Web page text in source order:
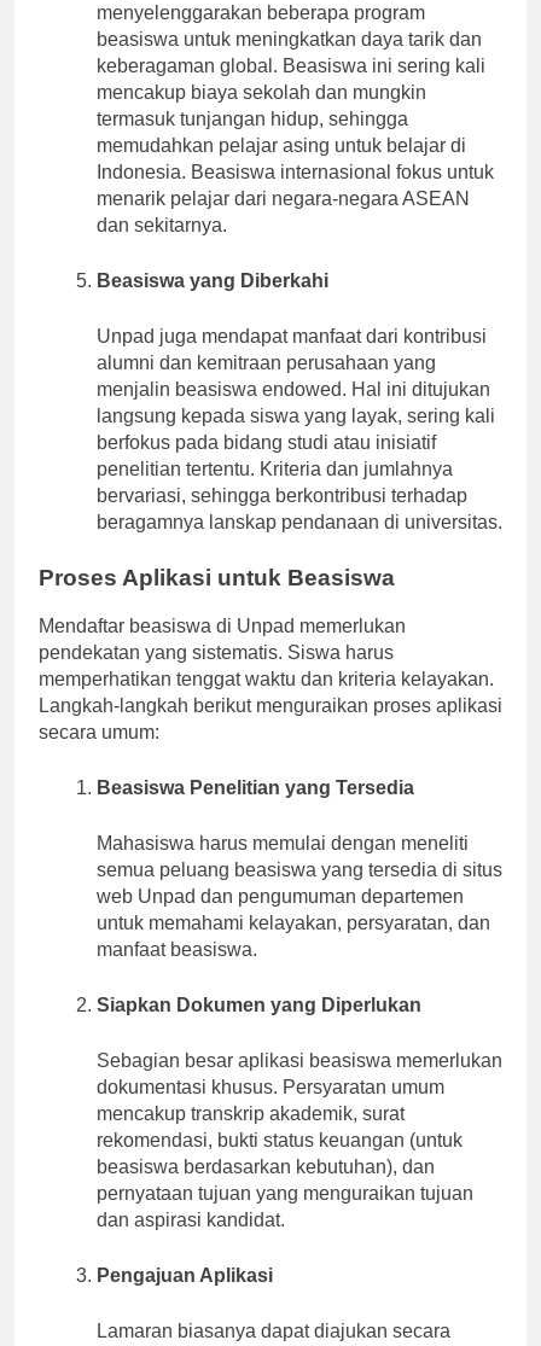
menyelenggarakan beberapa program
beasiswa untuk meningkatkan daya tarik dan
keberagaman global. Beasiswa ini sering kali
mencakup biaya sekolah dan mungkin
termasuk tunjangan hidup, sehingga
memudahkan pelajar asing untuk belajar di
Indonesia. Beasiswa internasional fokus untuk
menarik pelajar dari negara-negara ASEAN
dan sekitarnya.
Beasiswa yang Diberkahi
Unpad juga mendapat manfaat dari kontribusi
alumni dan kemitraan perusahaan yang
menjalin beasiswa endowed. Hal ini ditujukan
langsung kepada siswa yang layak, sering kali
berfokus pada bidang studi atau inisiatif
penelitian tertentu. Kriteria dan jumlahnya
bervariasi, sehingga berkontribusi terhadap
beragamnya lanskap pendanaan di universitas.
Proses Aplikasi untuk Beasiswa
Mendaftar beasiswa di Unpad memerlukan
pendekatan yang sistematis. Siswa harus
memperhatikan tenggat waktu dan kriteria kelayakan.
Langkah-langkah berikut menguraikan proses aplikasi
secara umum:
Beasiswa Penelitian yang Tersedia
Mahasiswa harus memulai dengan meneliti
semua peluang beasiswa yang tersedia di situs
web Unpad dan pengumuman departemen
untuk memahami kelayakan, persyaratan, dan
manfaat beasiswa.
Siapkan Dokumen yang Diperlukan
Sebagian besar aplikasi beasiswa memerlukan
dokumentasi khusus. Persyaratan umum
mencakup transkrip akademik, surat
rekomendasi, bukti status keuangan (untuk
beasiswa berdasarkan kebutuhan), dan
pernyataan tujuan yang menguraikan tujuan
dan aspirasi kandidat.
Pengajuan Aplikasi
Lamaran biasanya dapat diajukan secara